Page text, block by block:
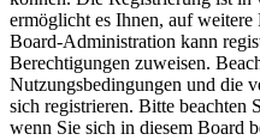
ermöglicht es Ihnen, auf
Board-Administration kann
Berechtigungen zuweisen.
Nutzungsbedingungen und die
sich registrieren. Bitte beachten
wenn Sie sich in diesem Board